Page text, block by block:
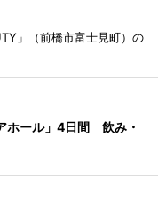
」（前橋市富士見町）の
ホール」4日間 飲み・